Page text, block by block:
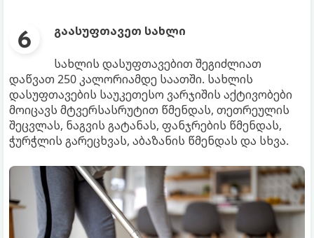
გაასუფთავეთ სახლი
სახლის დასუფთავებით შეგიძლიათ
დაწვათ 250 კალორიამდე საათში. სახლის
დასუფთავების საუკეთესო ვარჯიშის აქტივობები
მოიცავს მტვერსასრუტით წმენდას, თეთრეულის
შეცვლას, ნაგვის გატანას, ფანჯრების წმენდას,
ჭურჭლის გარეცხვას, აბაზანის წმენდას და სხვა.